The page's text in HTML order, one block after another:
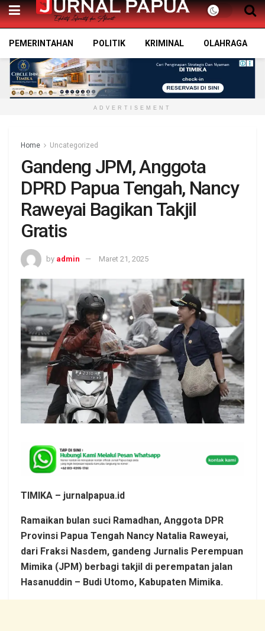
PEMERINTAHAN POLITIK KRIMINAL OLAHRAGA
ADVERTISEMENT
Home Uncategorized
Gandeng JPM, Anggota
DPRD Papua Tengah, Nancy
Raweyai Bagikan Takjil
Gratis
by admin Maret 21, 2025
TIMIKA – jurnalpapua.id
Ramaikan bulan suci Ramadhan, Anggota DPR
Provinsi Papua Tengah Nancy Natalia Raweyai,
dari Fraksi Nasdem, gandeng Jurnalis Perempuan
Mimika (JPM) berbagi takjil di perempatan jalan
Hasanuddin – Budi Utomo, Kabupaten Mimika.